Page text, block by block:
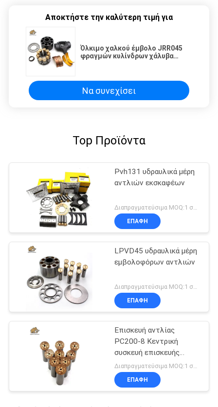
Αποκτήστε την καλύτερη τιμή για
Όλκιμο χαλκού έμβολο JRR045
φραγμών κυλίνδρων χάλυβα
Να συνεχίσει
Top Προϊόντα
Pvh131 υδραυλικά μέρη
αντλιών εκσκαφέων
Διαπραγματεύσιμα MOQ:1 σύνολο
ΕΠΑΦΉ
LPVD45 υδραυλικά μέρη
εμβολοφόρων αντλιών
ΕΠΑΦΉ
Επισκευή αντλίας
PC200-8 Κεντρική
συσκευή επισκευής
αντλίας
ΕΠΑΦΉ